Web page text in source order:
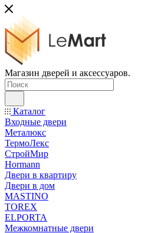
Магазин дверей и аксессуаров.
Каталог
Входные двери
Металюкс
ТермоЛекс
СтройМир
Hormann
Двери в квартиру
Двери в дом
MASTINO
TOREX
ELPORTA
Межкомнатные двери